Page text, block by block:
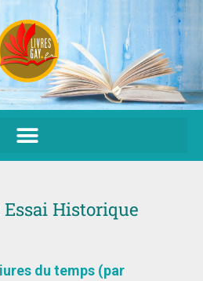
Historique
du temps (par